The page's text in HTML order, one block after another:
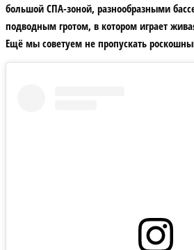
большой СПА-зоной, разнообразными
подводным гротом, в котором играет
Ещё мы советуем не пропускать